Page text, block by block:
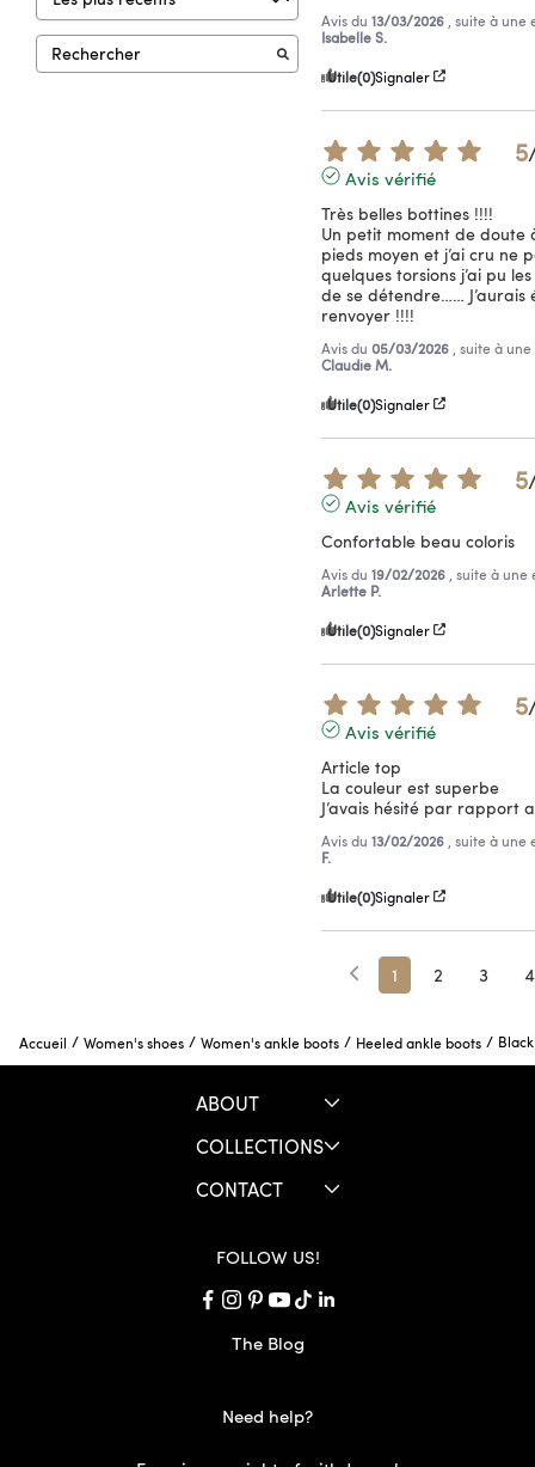
Avis du 13/03/2026 , suite à
Isabelle S.
Utile(0)Signaler
5
Avis vérifié
Très belles bottines !!!!
Un petit moment de doute
pieds moyen et j’ai cru ne
quelques torsions j’ai pu
de se détendre……
renvoyer !!!!
Avis du 05/03/2026 , suite à
Claudie M.
Utile(0)Signaler
5
Avis vérifié
Confortable beau coloris
Avis du 19/02/2026 , suite à
Arlette P.
Utile(0)Signaler
5
Avis vérifié
Article top
La couleur est superbe
J’avais hésité par rapport
Avis du 13/02/2026 , suite à
F.
Utile(0)Signaler
1 2 3 4
Accueil / Women's shoes / Women's ankle boots / Heeled ankle boots /
ABOUT
COLLECTIONS
CONTACT
FOLLOW US!
The Blog
Need help?